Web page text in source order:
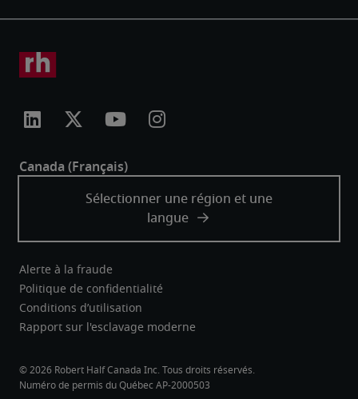
Alerte à la fraude
Politique de confidentialité
Conditions d’utilisation
Rapport sur l'esclavage moderne
Robert Half Canada Inc. Tous droits réservés.